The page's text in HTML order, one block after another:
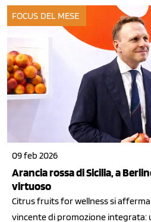
FOCUS DEL MESE
09 feb 2026
Arancia rossa di Sicilia, a
virtuoso
Citrus fruits for wellness si
vincente di promozione